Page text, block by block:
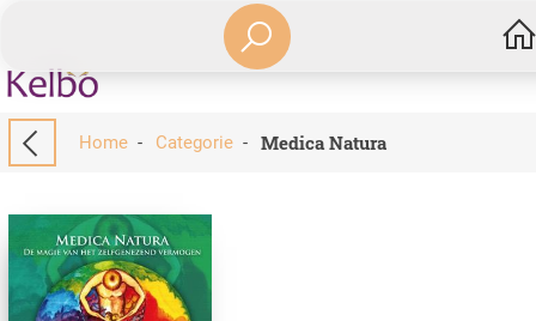
Home- Categorie- Medica Natura